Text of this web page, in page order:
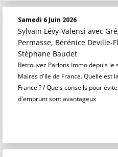
Samedi 6 Juin 2026
Sylvain Lévy-Valensi avec
Permasse, Bérénice Deville-
Stéphane Baudet
Retrouvez Parlons Immo depuis
Maires d'Ile de France. Quelle est
France ? / Quels conseils pour
d'emprunt sont avantageux